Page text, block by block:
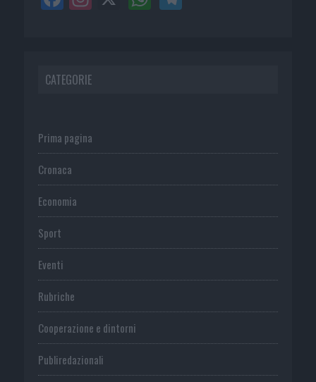
CATEGORIE
Prima pagina
Cronaca
Economia
Sport
Eventi
Rubriche
Cooperazione e dintorni
Publiredazionali